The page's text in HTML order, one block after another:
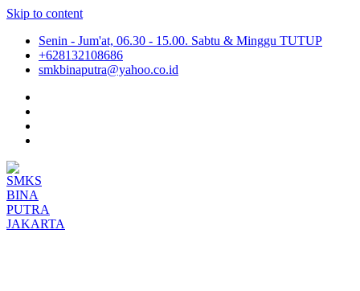
Skip to content
Senin - Jum'at, 06.30 - 15.00. Sabtu & Minggu TUTUP
+628132108686
smkbinaputra@yahoo.co.id